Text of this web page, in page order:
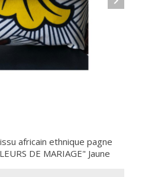
africain ethnique pagne
DE MARIAGE" Jaune